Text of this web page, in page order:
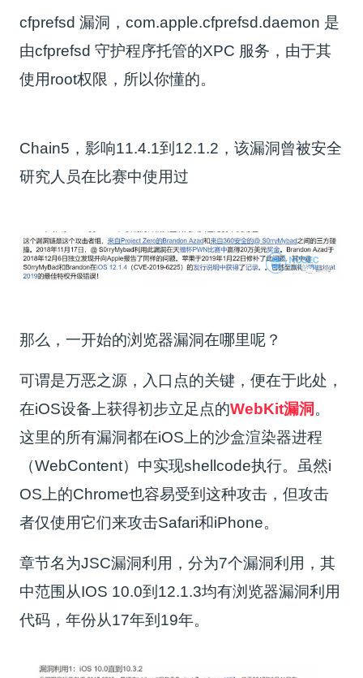
cfprefsd 漏洞，com.apple.cfprefsd.daemon 是
由cfprefsd 守护程序托管的XPC 服务，由于其
使用root权限，所以你懂的。
Chain5，影响11.4.1到12.1.2，该漏洞曾被安全
研究人员在比赛中使用过
那么，一开始的浏览器漏洞在哪里呢？
可谓是万恶之源，入口点的关键，便在于此处，
在iOS设备上获得初步立足点的WebKit漏洞 。
这里的所有漏洞都在iOS上的沙盒渲染器进程
（WebContent）中实现shellcode执行。虽然i
OS上的Chrome也容易受到这种攻击，但攻击
者仅使用它们来攻击Safari和iPhone。
章节名为JSC漏洞利用，分为7个漏洞利用，其
中范围从IOS 10.0到12.1.3均有浏览器漏洞利用
代码，年份从17年到19年。